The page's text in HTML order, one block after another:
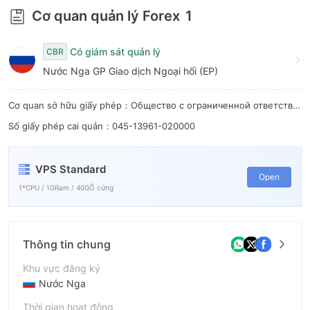
Cơ quan quản lý Forex 1
CBR
Có giám sát quản lý
Nước Nga GP Giao dịch Ngoại hối (EP)
Cơ quan sở hữu giấy phép：Общество с ограниченной ответственностью "ФИНАМ ФОРЕКС"
Số giấy phép cai quản：045-13961-020000
VPS Standard
1*CPU / 1GRam / 40GỔ cứng
Open
Thông tin chung
Khu vực đăng ký
Nước Nga
Thời gian hoạt động